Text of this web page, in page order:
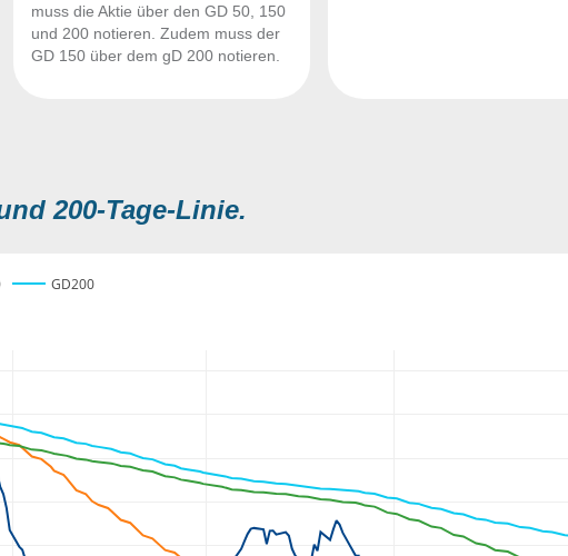
muss die Aktie über den GD 50, 150
und 200 notieren. Zudem muss der
GD 150 über dem gD 200 notieren.
200-Tage-Linie.
GD200